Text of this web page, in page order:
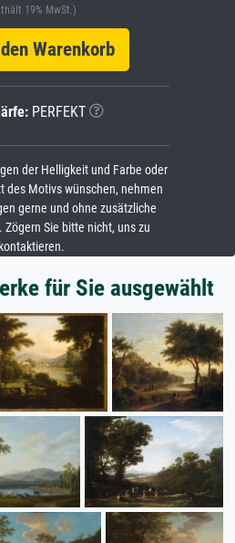
19% MwSt.)
Warenkorb
PERFEKT
der Helligkeit und Farbe oder
des Motivs wünschen, nehmen
gerne und ohne zusätzliche
Zögern Sie bitte nicht, uns zu
kontaktieren.
für Sie ausgewählt